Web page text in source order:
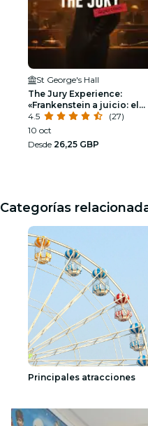
St George's Hall
The Jury Experience:
«Frankenstein a juicio: el
hombre que desafió a
4.5
(27)
10 oct
Desde 26,25 GBP
Categorías
Principales atracciones